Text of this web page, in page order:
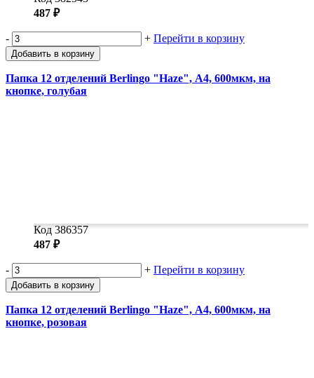
487 ₽
- + Перейти в корзину
Добавить в корзину
Папка 12 отделений Berlingo "Haze", А4, 600мкм, на
кнопке, голубая
Код 386357
487 ₽
- + Перейти в корзину
Добавить в корзину
Папка 12 отделений Berlingo "Haze", А4, 600мкм, на
кнопке, розовая